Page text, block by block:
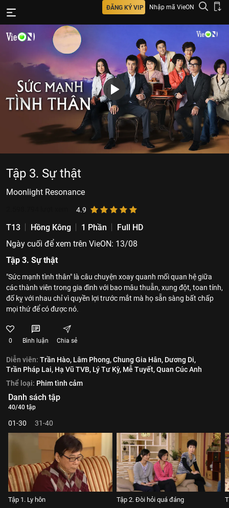
ĐĂNG KÝ VIP Nhập mã VieON
Tập 3. Sự thật
Moonlight Resonance
4.9
T13 Hồng Kông 1 Phần
Full HD
Ngày cuối để xem trên VieON: 13/08
Tập 3. Sự thật
"Sức mạnh tình thân" là câu chuyện xoay quanh mối quan hệ giữa
các thành viên trong gia đình với bao mâu thuẫn, xung đột, toan tính,
đố kỵ với nhau chỉ vì quyền lợi trước mắt mà họ sẵn sàng bất chấp
mọi thứ để có được nó.
0 Bình luận Chia sẻ
Diễn viên: Trần Hào, Lâm Phong,Chung Gia Hân, Dương Di,
Trần Pháp Lai, Hạ Vũ TVB, Lý Tư Kỳ, Mễ Tuyết,Quan Cúc Anh
Thể loại: Phim tình cảm
Danh sách tập
40/40 tập
01-30 31-40
Tập 1. Ly hôn Tập 2. Đòi hỏi quá đáng